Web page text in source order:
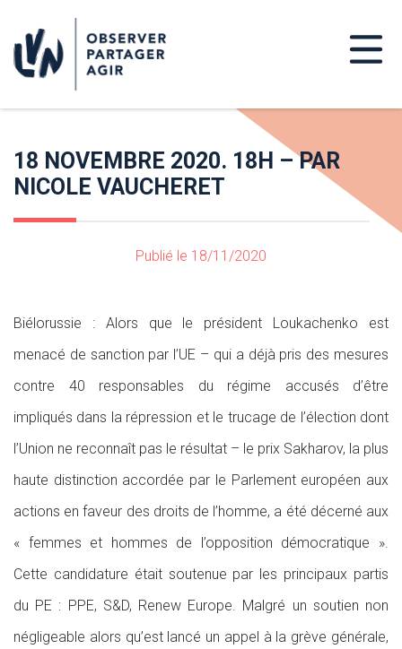
18 NOVEMBRE 2020. 18H – PAR
NICOLE VAUCHERET
Publié le 18/11/2020
Biélorussie : Alors que le président Loukachenko est
menacé de sanction par l’UE – qui a déjà pris des mesures
contre 40 responsables du régime accusés d’être
impliqués dans la répression et le trucage de l’élection dont
l’Union ne reconnaît pas le résultat – le prix Sakharov, la plus
haute distinction accordée par le Parlement européen aux
actions en faveur des droits de l’homme, a été décerné aux
« femmes et hommes de l’opposition démocratique ».
Cette candidature était soutenue par les principaux partis
du PE : PPE, S&D, Renew Europe. Malgré un soutien non
négligeable alors qu’est lancé un appel à la grève générale,